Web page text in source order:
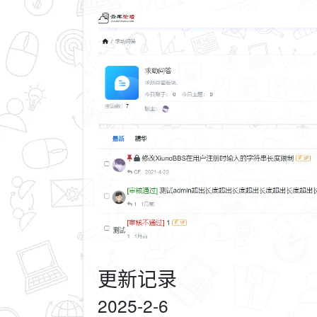
更新记录
2025-2-6